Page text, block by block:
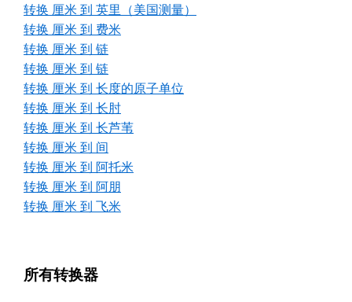
转换 厘米 到 英里（美国测量）
转换 厘米 到 费米
转换 厘米 到 链
转换 厘米 到 链
转换 厘米 到 长度的原子单位
转换 厘米 到 长肘
转换 厘米 到 长芦苇
转换 厘米 到 间
转换 厘米 到 阿托米
转换 厘米 到 阿朋
转换 厘米 到 飞米
所有转换器